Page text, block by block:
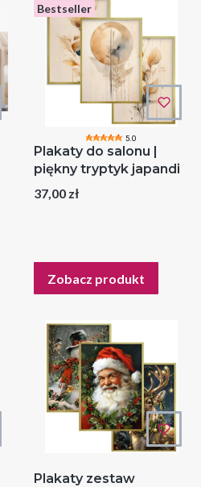
Bestseller
5.0
Plakaty do salonu |
piękny tryptyk japandi
Cena
37,00 zł
Zobacz produkt
Plakaty zestaw